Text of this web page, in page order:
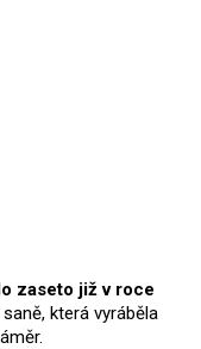
zaseto již v roce
která vyráběla